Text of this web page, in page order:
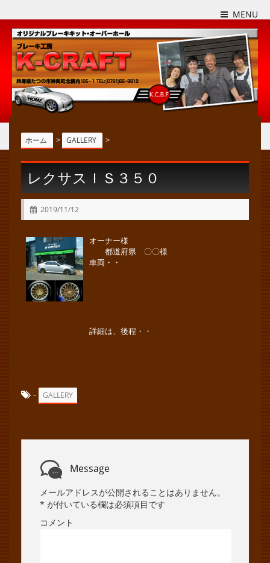
MENU
ホーム > GALLERY >
レクサスＩＳ３５０
2019/11/12
オーナー様
都道府県 〇〇様
車両・・
詳細は、後程・・
- GALLERY
Message
メールアドレスが公開されることはありません。
* が付いている欄は必須項目です
コメント